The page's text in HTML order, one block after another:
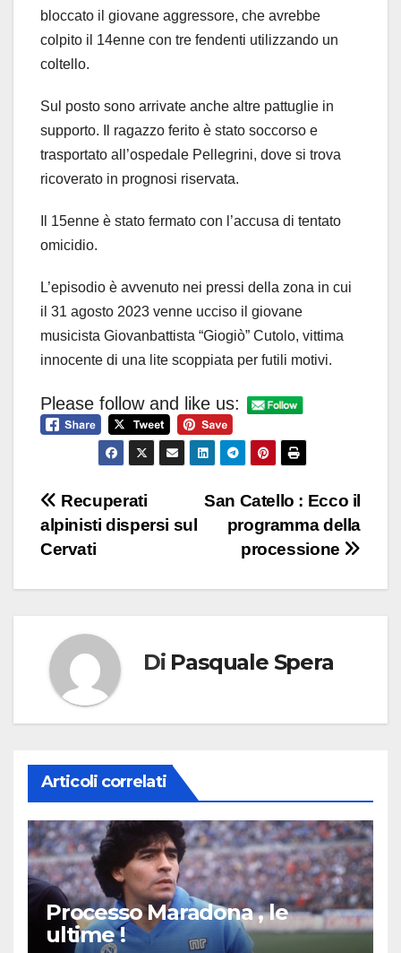
bloccato il giovane aggressore, che avrebbe
colpito il 14enne con tre fendenti utilizzando un
coltello.
Sul posto sono arrivate anche altre pattuglie in
supporto. Il ragazzo ferito è stato soccorso e
trasportato all’ospedale Pellegrini, dove si trova
ricoverato in prognosi riservata.
Il 15enne è stato fermato con l’accusa di tentato
omicidio.
L’episodio è avvenuto nei pressi della zona in cui
il 31 agosto 2023 venne ucciso il giovane
musicista Giovanbattista “Giogiò” Cutolo, vittima
innocente di una lite scoppiata per futili motivi.
Please follow and like us:
Navigazione
articoli
San Catello : Ecco il
programma della
processione
Recuperati
alpinisti dispersi sul
Cervati
Di Pasquale Spera
Articoli correlati
Processo Maradona , le
ultime !